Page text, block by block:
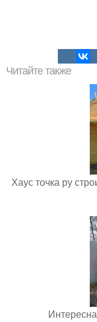
Читайте также
Хаус точка ру